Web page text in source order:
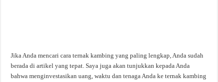
Jika Anda mencari cara ternak kambing yang paling lengkap, Anda sudah
berada di artikel yang tepat. Saya juga akan tunjukkan kepada Anda
bahwa menginvestasikan uang, waktu dan tenaga Anda ke ternak kambing